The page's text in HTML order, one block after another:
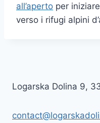
all’aperto per
verso i rifugi alpini
Logarska Dolina 9,